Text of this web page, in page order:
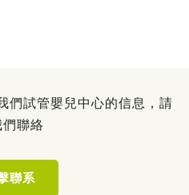
們試管嬰兒中心的信息，請
們聯絡
聯系